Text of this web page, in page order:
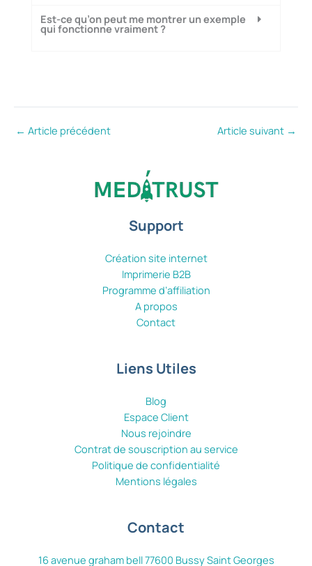
Est-ce qu’on peut me montrer un exemple
qui fonctionne vraiment ?
← Article précédent Article suivant →
Support
Création site internet
Imprimerie B2B
Programme d’affiliation
A propos
Contact
Liens Utiles
Blog
Espace Client
Nous rejoindre
Contrat de souscription au service
Politique de confidentialité
Mentions légales
Contact
16 avenue graham bell 77600 Bussy Saint Georges